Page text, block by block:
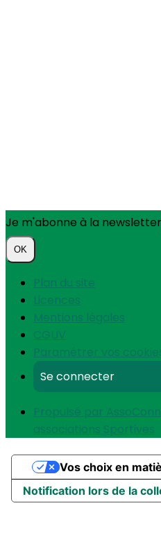
Je m'abonne à la newsletter
OK
Plan du site
Licences
Mentions légales
CGUV
Paramétrer vos
Se connecter
Propulsé par
associations Sportives
Notification lors de la
Vos choix en